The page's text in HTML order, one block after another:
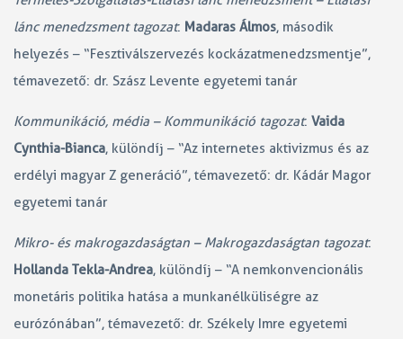
lánc menedzsment tagozat: Madaras Álmos, második
helyezés – “Fesztiválszervezés kockázatmenedzsmentje”,
témavezető: dr. Szász Levente egyetemi tanár
Kommunikáció, média – Kommunikáció tagozat: Vaida
Cynthia-Bianca, különdíj – “Az internetes aktivizmus és az
erdélyi magyar Z generáció”, témavezető: dr. Kádár Magor
egyetemi tanár
Mikro- és makrogazdaságtan – Makrogazdaságtan tagozat:
Hollanda Tekla-Andrea, különdíj – “A nemkonvencionális
monetáris politika hatása a munkanélküliségre az
eurózónában”, témavezető: dr. Székely Imre egyetemi